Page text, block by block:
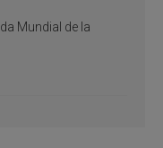
Mundial de la